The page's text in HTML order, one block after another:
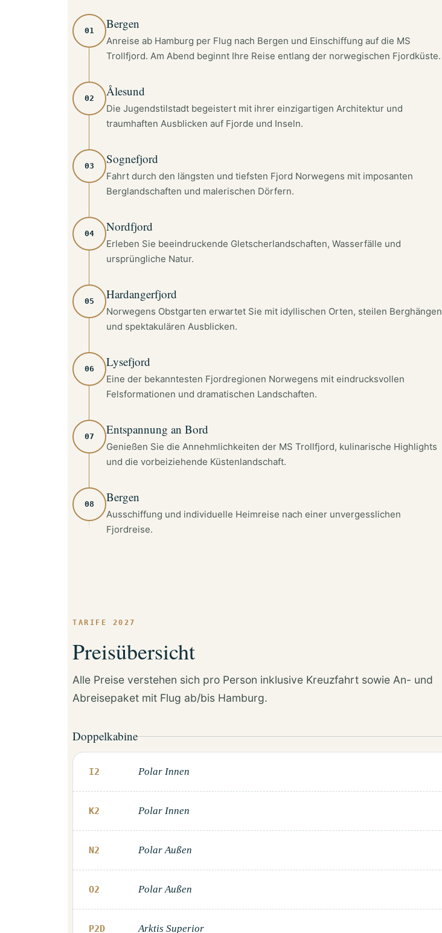
01 Bergen
Anreise ab Hamburg per Flug nach Bergen und Einschiffung auf die MS
Trollfjord. Am Abend beginnt Ihre Reise entlang der norwegischen Fjordküste.
02 Ålesund
Die Jugendstilstadt begeistert mit ihrer einzigartigen Architektur und
traumhaften Ausblicken auf Fjorde und Inseln.
03 Sognefjord
Fahrt durch den längsten und tiefsten Fjord Norwegens mit imposanten
Berglandschaften und malerischen Dörfern.
04 Nordfjord
Erleben Sie beeindruckende Gletscherlandschaften, Wasserfälle und
ursprüngliche Natur.
05 Hardangerfjord
Norwegens Obstgarten erwartet Sie mit idyllischen Orten, steilen Berghängen
und spektakulären Ausblicken.
06 Lysefjord
Eine der bekanntesten Fjordregionen Norwegens mit eindrucksvollen
Felsformationen und dramatischen Landschaften.
07 Entspannung an Bord
Genießen Sie die Annehmlichkeiten der MS Trollfjord, kulinarische Highlights
und die vorbeiziehende Küstenlandschaft.
08 Bergen
Ausschiffung und individuelle Heimreise nach einer unvergesslichen
Fjordreise.
TARIFE 2027
Preisübersicht
Alle Preise verstehen sich pro Person inklusive Kreuzfahrt sowie An- und
Abreisepaket mit Flug ab/bis Hamburg.
Doppelkabine
I2 Polar Innen
K2 Polar Innen
N2 Polar Außen
O2 Polar Außen
P2D Arktis Superior